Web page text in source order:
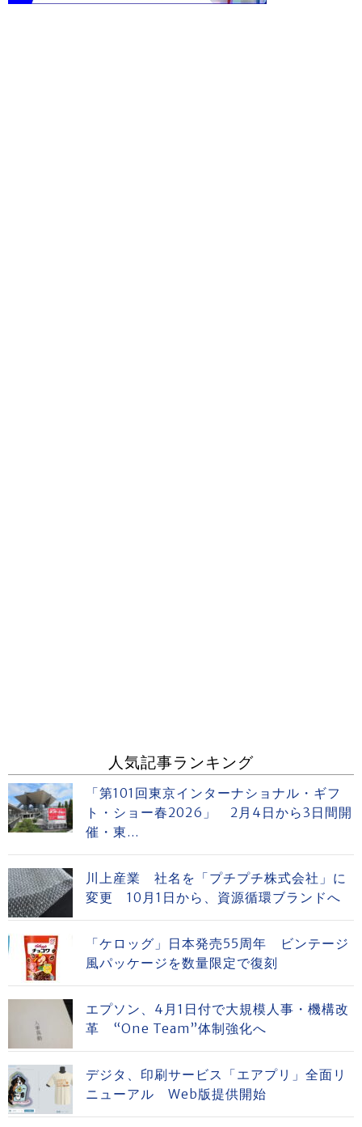
人気記事ランキング
「第101回東京インターナショナル・ギフ
ト・ショー春2026」 2月4日から3日間開
催・東...
川上産業 社名を「プチプチ株式会社」に
変更 10月1日から、資源循環ブランドへ
「ケロッグ」日本発売55周年 ビンテージ
風パッケージを数量限定で復刻
エプソン、4月1日付で大規模人事・機構改
革 “One Team”体制強化へ
デジタ、印刷サービス「エアプリ」全面リ
ニューアル Web版提供開始